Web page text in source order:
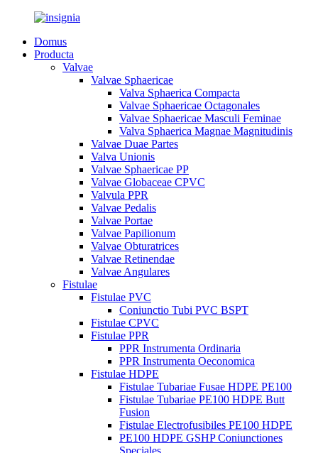
Domus
Producta
Valvae
Valvae Sphaericae
Valva Sphaerica Compacta
Valvae Sphaericae Octagonales
Valvae Sphaericae Masculi Feminae
Valva Sphaerica Magnae Magnitudinis
Valvae Duae Partes
Valva Unionis
Valvae Sphaericae PP
Valvae Globaceae CPVC
Valvula PPR
Valvae Pedalis
Valvae Portae
Valvae Papilionum
Valvae Obturatrices
Valvae Retinendae
Valvae Angulares
Fistulae
Fistulae PVC
Coniunctio Tubi PVC BSPT
Fistulae CPVC
Fistulae PPR
PPR Instrumenta Ordinaria
PPR Instrumenta Oeconomica
Fistulae HDPE
Fistulae Tubariae Fusae HDPE PE100
Fistulae Tubariae PE100 HDPE Butt
Fusion
Fistulae Electrofusibiles PE100 HDPE
PE100 HDPE GSHP Coniunctiones
Speciales